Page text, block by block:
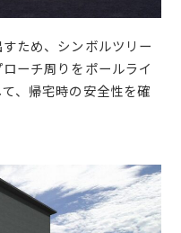
ため、シンボルツリー
ーチ周りをポールライ
、帰宅時の安全性を確